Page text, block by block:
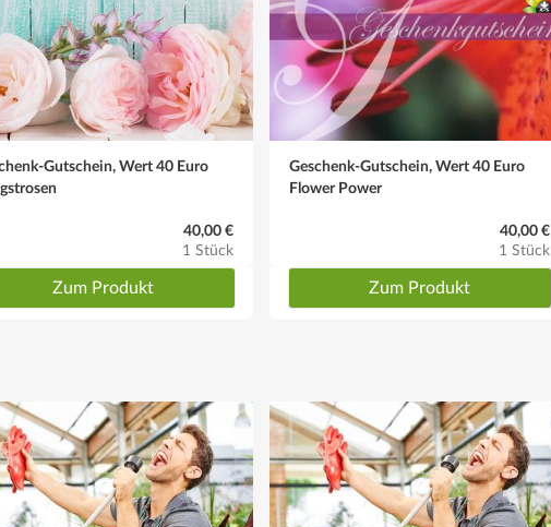
Gutschein, Wert 40 Euro
40,00 €
1 Stück
Zum Produkt
Geschenk-Gutschein, Wert 40 Euro
Flower Power
40,00 €
1 Stück
Zum Produkt